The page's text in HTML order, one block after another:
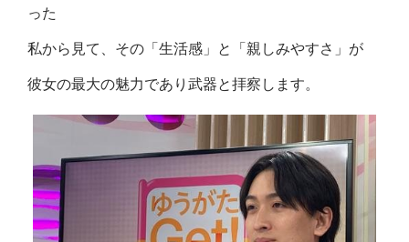
った
私から見て、その「生活感」と「親しみやすさ」が
彼女の最大の魅力であり武器と拝察します。